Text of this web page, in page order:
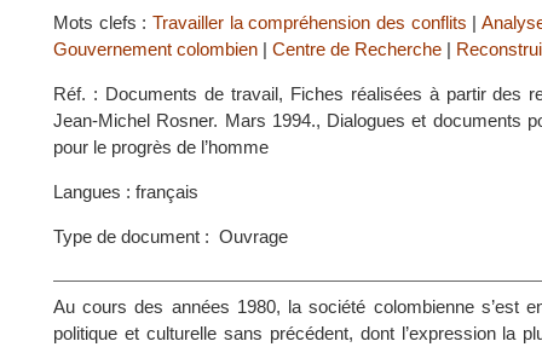
Mots clefs : Travailler la compréhension des conflits |
Gouvernement colombien | Centre de Recherche |
Réf. : Documents de travail, Fiches réalisées à partir des
Jean-Michel Rosner. Mars 1994., Dialogues et documents
pour le progrès de l’homme
Langues : français
Type de document : Ouvrage
Au cours des années 1980, la société colombienne s’est
politique et culturelle sans précédent, dont l’expression la